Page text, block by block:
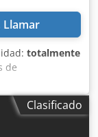
Llamar
totalmente
de
30 km/h,
(TÜV):
Clasificado